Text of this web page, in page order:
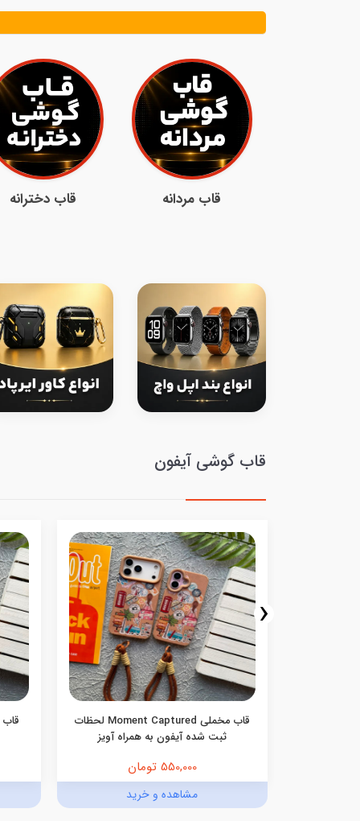
قاب مردانه قاب دخترانه
قاب گوشی آیفون
قاب مخملی Moment Captured لحظات
ثبت شده آیفون به همراه آویز
550,000 تومان
مشاهده و خرید
‹